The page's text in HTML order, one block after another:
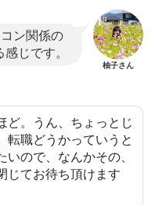
ン関係の
じです。
柚子さん
ど。うん、ちょっとじ
転職どうかっていうと
ので、なんかその、
じてお待ち頂けます